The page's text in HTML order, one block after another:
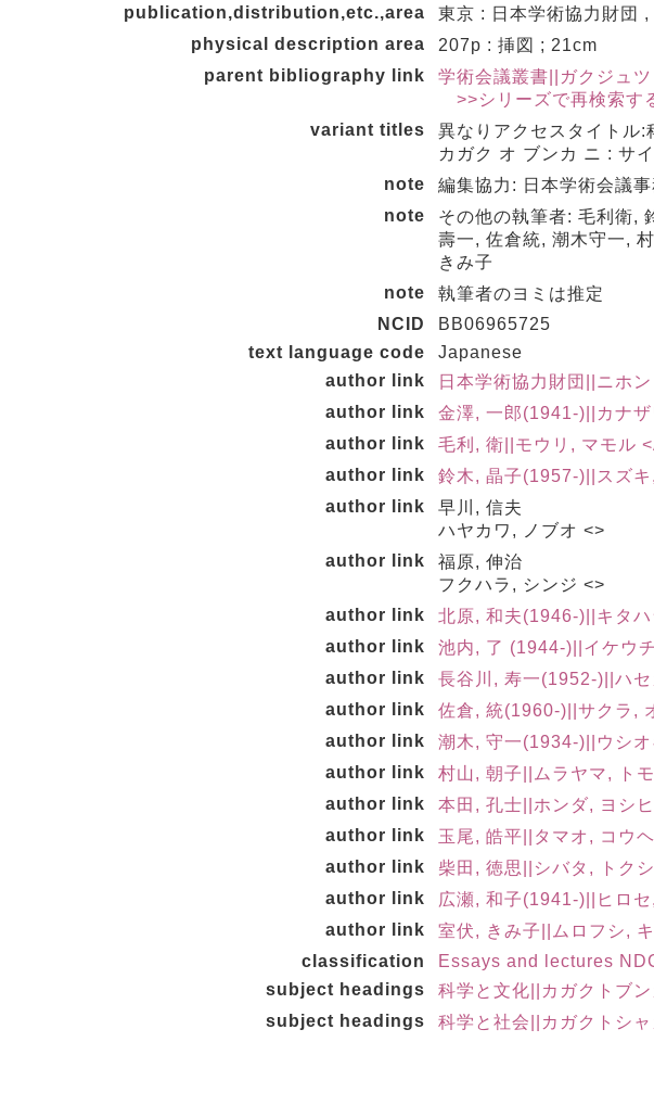
publication,distribution,etc.,area
東京 : 日本学術協力財団
physical description area
207p : 挿図 ; 21cm
parent bibliography link
学術会議叢書||ガクジュ
>>シリーズで再検索す
variant titles
異なりアクセスタイトル:
カガク オ ブンカ ニ : サ
note
編集協力: 日本学術会議事
note
その他の執筆者: 毛利衛,
壽一, 佐倉統, 潮木守一,
きみ子
note
執筆者のヨミは推定
NCID
BB06965725
text language code
Japanese
author link
日本学術協力財団||ニホ
author link
金澤, 一郎(1941-)||カナ
author link
毛利, 衛||モウリ, マモル
author link
鈴木, 晶子(1957-)||スズ
author link
早川, 信夫
ハヤカワ, ノブオ <>
author link
福原, 伸治
フクハラ, シンジ <>
author link
北原, 和夫(1946-)||キタ
author link
池内, 了 (1944-)||イケウ
author link
長谷川, 寿一(1952-)||ハ
author link
佐倉, 統(1960-)||サクラ,
author link
潮木, 守一(1934-)||ウシ
author link
村山, 朝子||ムラヤマ, ト
author link
本田, 孔士||ホンダ, ヨシ
author link
玉尾, 皓平||タマオ, コウ
author link
柴田, 徳思||シバタ, トク
author link
広瀬, 和子(1941-)||ヒロ
author link
室伏, きみ子||ムロフシ,
classification
Essays and lectures
subject headings
科学と文化||カガクトブン
subject headings
科学と社会||カガクトシャ